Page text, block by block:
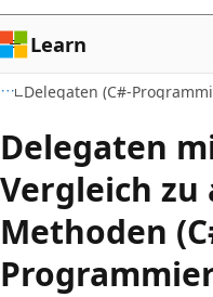
Learn
Delegaten (C#-
Delegaten
Vergleich zu
Methoden